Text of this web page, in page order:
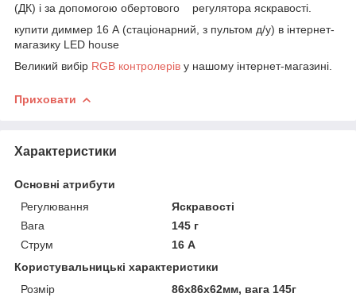
(ДК) і за допомогою обертового регулятора яскравості.
купити диммер 16 А (стаціонарний, з пультом д/у) в інтернет-
магазику LED house
Великий вибір RGB контролерів у нашому інтернет-магазині.
Приховати
Характеристики
Основні атрибути
Регулювання
Яскравості
Вага
145 г
Струм
16 А
Користувальницькі характеристики
Розмір
86х86х62мм, вага 145г